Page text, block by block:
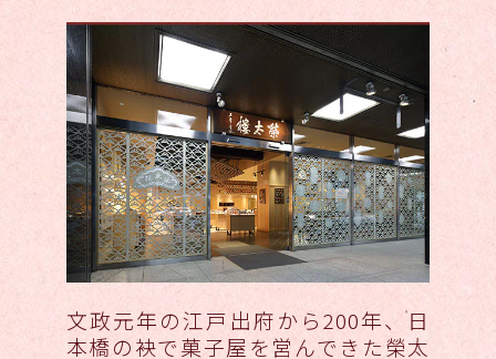
文政元年の江戸出府から200年、日
本橋の袂で菓子屋を営んできた榮太